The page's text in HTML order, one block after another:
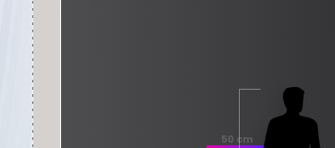
50 cm